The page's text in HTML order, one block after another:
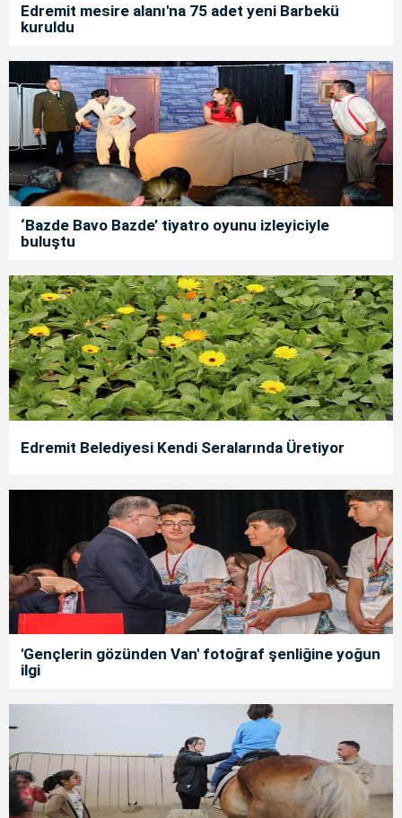
Edremit mesire alanı'na 75 adet yeni Barbekü
kuruldu
‘Bazde Bavo Bazde’ tiyatro oyunu izleyiciyle
buluştu
Edremit Belediyesi Kendi Seralarında Üretiyor
'Gençlerin gözünden Van' fotoğraf şenliğine yoğun
ilgi